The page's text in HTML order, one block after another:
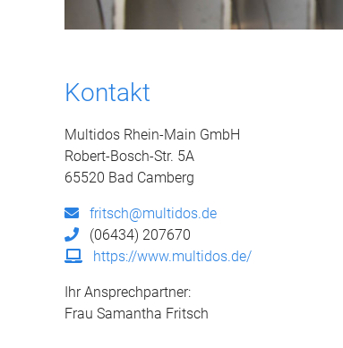
Kontakt
Multidos Rhein-Main GmbH
Robert-Bosch-Str. 5A
65520 Bad Camberg
fritsch@multidos.de
(06434) 207670
https://www.multidos.de/
Ihr Ansprechpartner:
Frau Samantha Fritsch